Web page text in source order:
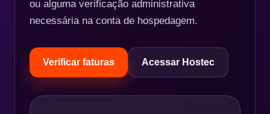
ou alguma verificação administrativa
necessária na conta de hospedagem.
Verificar faturas Acessar Hostec